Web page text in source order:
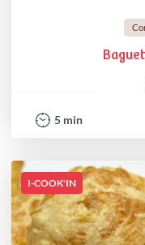
5 min
I-COOK'IN